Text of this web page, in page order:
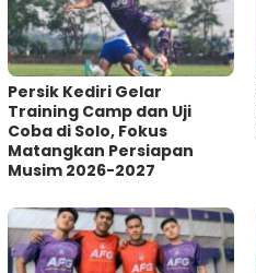
Persik Kediri Gelar
Training Camp dan Uji
Coba di Solo, Fokus
Matangkan Persiapan
Musim 2026-2027